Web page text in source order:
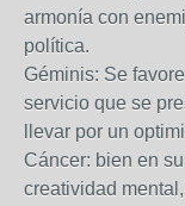
armonía con
política.
Géminis: Se
servicio que se
llevar por un
Cáncer: bien en
creatividad